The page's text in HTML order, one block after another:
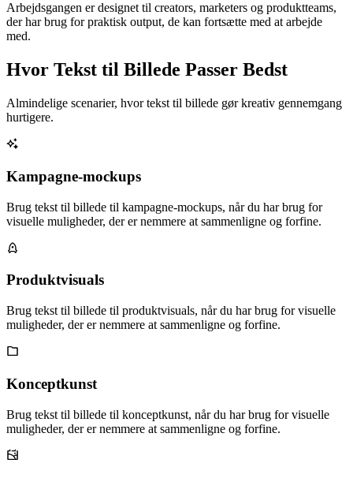
Arbejdsgangen er designet til creators, marketers og produktteams,
der har brug for praktisk output, de kan fortsætte med at arbejde
med.
Hvor Tekst til Billede Passer Bedst
Almindelige scenarier, hvor tekst til billede gør kreativ gennemgang
hurtigere.
Kampagne-mockups
Brug tekst til billede til kampagne-mockups, når du har brug for
visuelle muligheder, der er nemmere at sammenligne og forfine.
Produktvisuals
Brug tekst til billede til produktvisuals, når du har brug for visuelle
muligheder, der er nemmere at sammenligne og forfine.
Konceptkunst
Brug tekst til billede til konceptkunst, når du har brug for visuelle
muligheder, der er nemmere at sammenligne og forfine.